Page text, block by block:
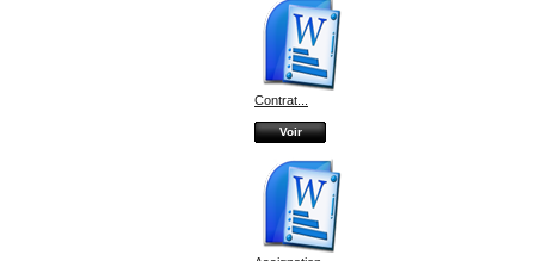
Contrat...
Voir